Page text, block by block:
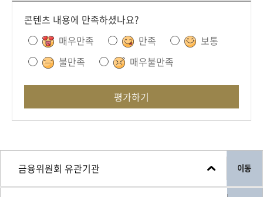
콘텐츠 내용에 만족하셨나요?
매우만족
만족
보통
불만족
매우불만족
평가하기
이동